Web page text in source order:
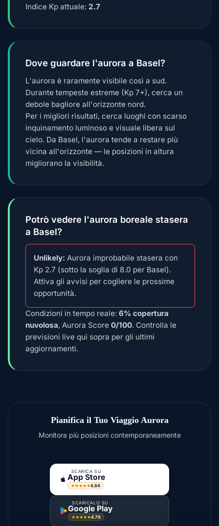
Indice Kp attuale: 2.7
Dove guardare l'aurora a Basel?
L'aurora è raramente visibile così a sud.
Durante tempeste estreme (Kp 7+), cerca un
debole bagliore all'orizzonte nord.
Per i migliori risultati, cerca luoghi con scarso
inquinamento luminoso e visuale libera sul
cielo. Da Basel, l'aurora tende a restare più
vicina all'orizzonte — le posizioni in altura
migliorano la visibilità.
Potrò vedere l'aurora boreale stasera
a Basel?
Unlikely: Aurora improbabile stasera con
Kp 2.7 (sotto la soglia di 8.0 per Basel).
Attiva gli avvisi per cogliere le prossime
opportunità.
Condizioni in tempo reale: 6% copertura
nuvolosa, Aurora Score 0/100. Controlla le
previsioni live qui sopra per gli ultimi
aggiornamenti.
Pianifica il Tuo Viaggio Aurora
Monitora più posizioni contemporaneamente
SCARICA SU
App Store
★★★★★4.84
SCARICALO SU
Google Play
★★★★★4.76